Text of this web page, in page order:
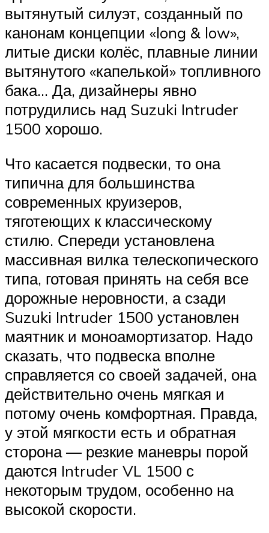
вытянутый силуэт, созданный по
канонам концепции «long & low»,
литые диски колёс, плавные линии
вытянутого «капелькой» топливного
бака… Да, дизайнеры явно
потрудились над Suzuki Intruder
1500 хорошо.
Что касается подвески, то она
типична для большинства
современных круизеров,
тяготеющих к классическому
стилю. Спереди установлена
массивная вилка телескопического
типа, готовая принять на себя все
дорожные неровности, а сзади
Suzuki Intruder 1500 установлен
маятник и моноамортизатор. Надо
сказать, что подвеска вполне
справляется со своей задачей, она
действительно очень мягкая и
потому очень комфортная. Правда,
у этой мягкости есть и обратная
сторона — резкие маневры порой
даются Intruder VL 1500 с
некоторым трудом, особенно на
высокой скорости.